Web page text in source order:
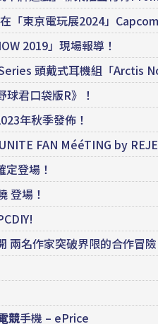
東京電玩展2024」
2019」現場報導！
頭戴式耳機組「Arctis
君口袋版R》！
年秋季發佈！
FAN MééTING by
登場！
登場！
兩名作家突破界限的合作冒險
競手機 – ePrice